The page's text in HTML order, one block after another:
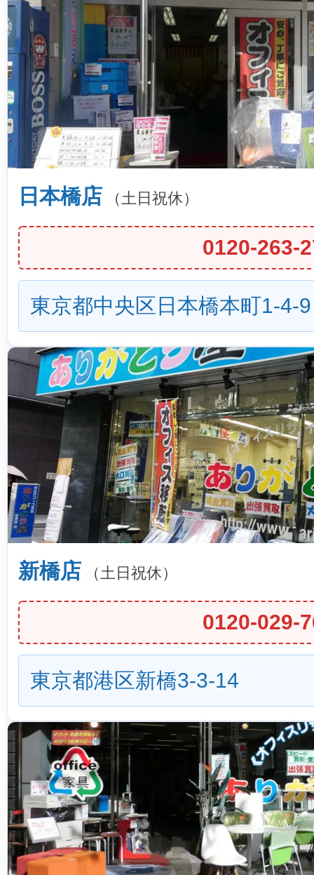
日本橋店 （土日祝休）
0120-263-
東京都中央区日本橋本町1-4-9
新橋店 （土日祝休）
0120-029-
東京都港区新橋3-3-14